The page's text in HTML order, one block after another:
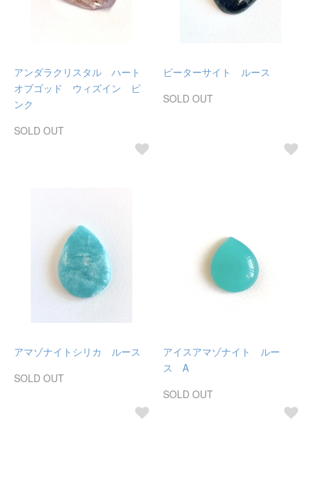
アンダラクリスタル ハート
オブゴッド ウィズイン ピ
ンク
SOLD OUT
ピーターサイト ルース
SOLD OUT
アマゾナイトシリカ ルース
SOLD OUT
アイスアマゾナイト ルー
ス A
SOLD OUT